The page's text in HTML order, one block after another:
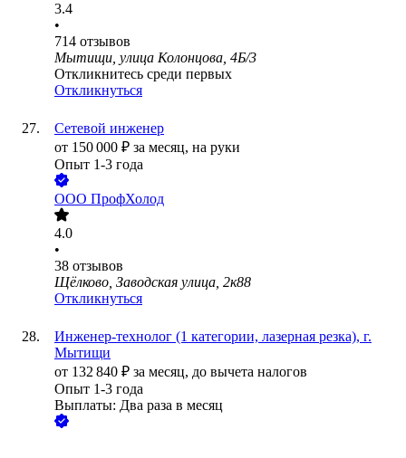
3.4
•
714 отзывов
Мытищи, улица Колонцова, 4Б/3
Откликнитесь среди первых
Откликнуться
Сетевой инженер
от 150 000 ₽ за месяц, на руки
Опыт 1-3 года
ООО ПрофХолод
4.0
•
38 отзывов
Щёлково, Заводская улица, 2к88
Откликнуться
Инженер-технолог (1 категории, лазерная резка), г.
Мытищи
от 132 840 ₽ за месяц, до вычета налогов
Опыт 1-3 года
Выплаты: Два раза в месяц